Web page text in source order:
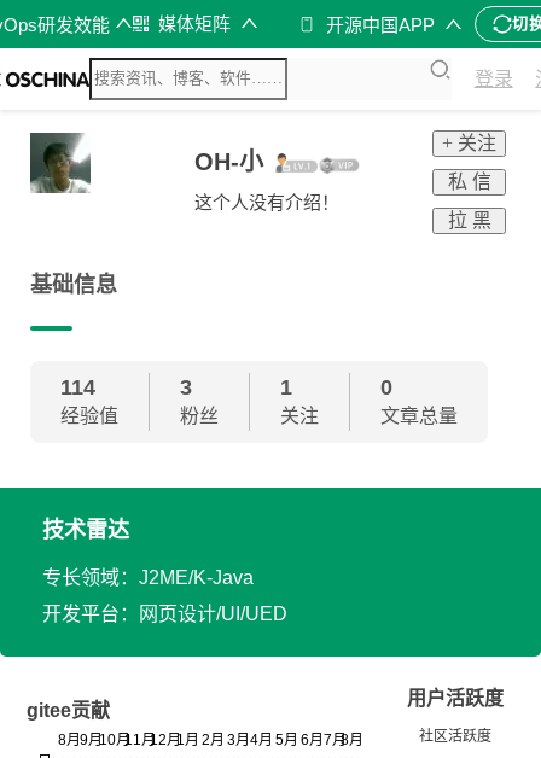
研发效能 媒体矩阵 开源中国APP 切
登录
OH-小
这个人没有介绍！
+ 关注
私 信
拉 黑
基础信息
114
经验值
3
粉丝
1
关注
0
文章总量
技术雷达
专长领域：J2ME/K-Java
开发平台：网页设计/UI/UED
gitee贡献
用户活跃度